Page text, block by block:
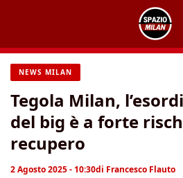
contenuto
NEWS MILAN
Tegola Milan,
del big è a forte
recupero
2 Agosto 2025 - 10:30di Francesco Flauto